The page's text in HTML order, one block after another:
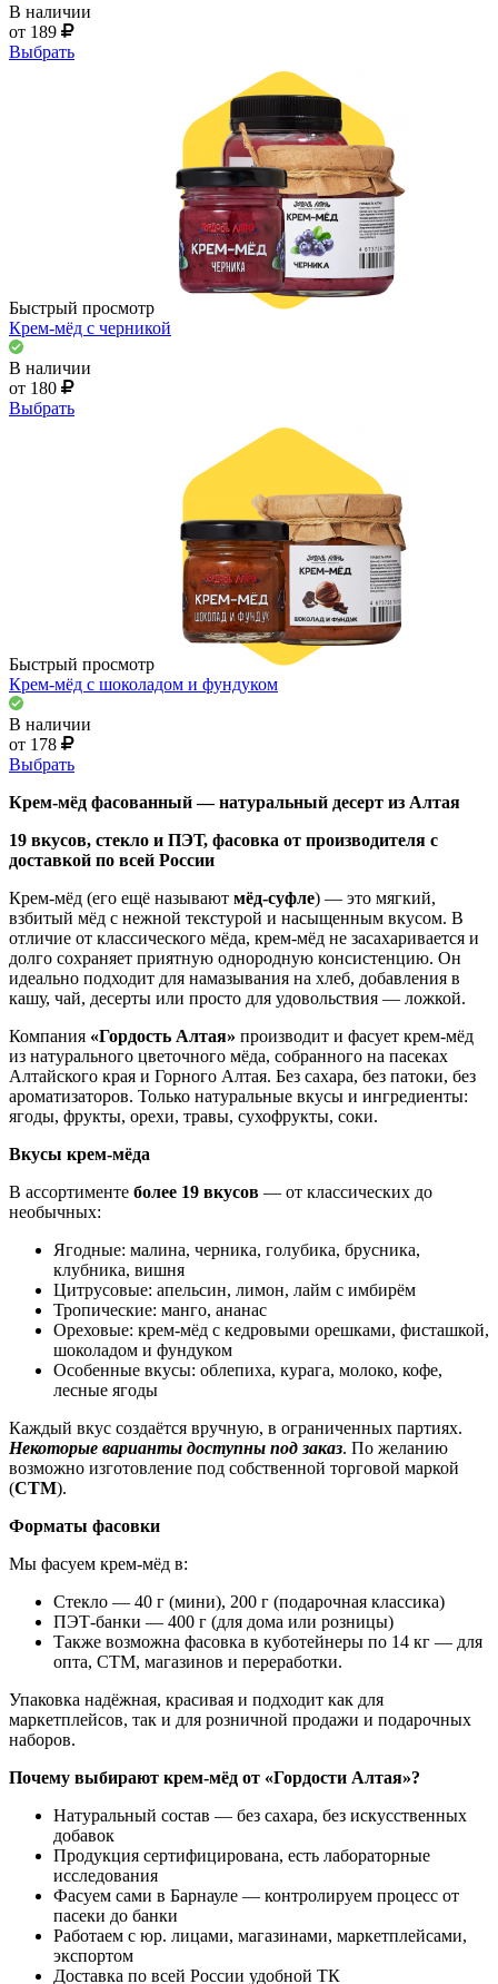
В наличии
от 189
Выбрать
Быстрый просмотр
Крем-мёд с черникой
В наличии
от 180
Выбрать
Быстрый просмотр
Крем-мёд с шоколадом и фундуком
В наличии
от 178
Выбрать
Крем‑мёд фасованный — натуральный десерт из Алтая
19 вкусов, стекло и ПЭТ, фасовка от производителя с
доставкой по всей России
Крем‑мёд (его ещё называют мёд‑суфле) — это мягкий,
взбитый мёд с нежной текстурой и насыщенным вкусом. В
отличие от классического мёда, крем‑мёд не засахаривается и
долго сохраняет приятную однородную консистенцию. Он
идеально подходит для намазывания на хлеб, добавления в
кашу, чай, десерты или просто для удовольствия — ложкой.
Компания «Гордость Алтая» производит и фасует крем‑мёд
из натурального цветочного мёда, собранного на пасеках
Алтайского края и Горного Алтая. Без сахара, без патоки, без
ароматизаторов. Только натуральные вкусы и ингредиенты:
ягоды, фрукты, орехи, травы, сухофрукты, соки.
Вкусы крем‑мёда
В ассортименте более 19 вкусов — от классических до
необычных:
Ягодные: малина, черника, голубика, брусника,
клубника, вишня
Цитрусовые: апельсин, лимон, лайм с имбирём
Тропические: манго, ананас
Ореховые: крем‑мёд с кедровыми орешками, фисташкой,
шоколадом и фундуком
Особенные вкусы: облепиха, курага, молоко, кофе,
лесные ягоды
Каждый вкус создаётся вручную, в ограниченных партиях.
Некоторые варианты доступны под заказ. По желанию
возможно изготовление под собственной торговой маркой
(СТМ).
Форматы фасовки
Мы фасуем крем‑мёд в:
Стекло — 40 г (мини), 200 г (подарочная классика)
ПЭТ-банки — 400 г (для дома или розницы)
Также возможна фасовка в куботейнеры по 14 кг — для
опта, СТМ, магазинов и переработки.
Упаковка надёжная, красивая и подходит как для
маркетплейсов, так и для розничной продажи и подарочных
наборов.
Почему выбирают крем‑мёд от «Гордости Алтая»?
Натуральный состав — без сахара, без искусственных
добавок
Продукция сертифицирована, есть лабораторные
исследования
Фасуем сами в Барнауле — контролируем процесс от
пасеки до банки
Работаем с юр. лицами, магазинами, маркетплейсами,
экспортом
Доставка по всей России удобной ТК